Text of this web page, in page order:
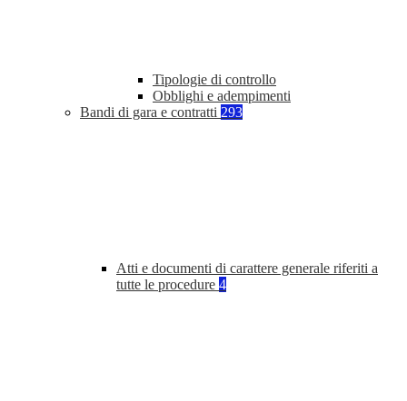
Tipologie di controllo
Obblighi e adempimenti
Bandi di gara e contratti 293
Atti e documenti di carattere generale riferiti a
tutte le procedure 4